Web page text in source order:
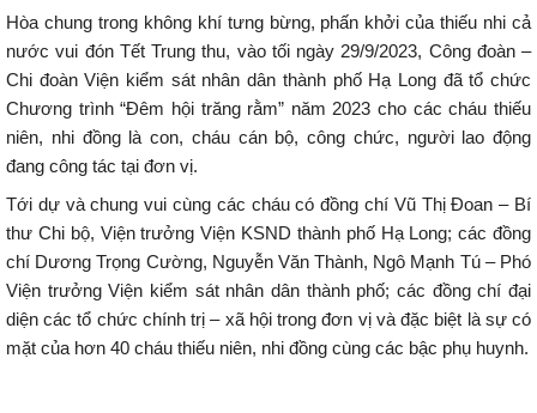
Hòa chung trong không khí tưng bừng, phấn khởi của thiếu nhi cả
nước vui đón Tết Trung thu, vào tối ngày 29/9/2023, Công đoàn –
Chi đoàn Viện kiểm sát nhân dân thành phố Hạ Long đã tổ chức
Chương trình “Đêm hội trăng rằm” năm 2023 cho các cháu thiếu
niên, nhi đồng là con, cháu cán bộ, công chức, người lao động
đang công tác tại đơn vị.
Tới dự và chung vui cùng các cháu có đồng chí Vũ Thị Đoan – Bí
thư Chi bộ, Viện trưởng Viện KSND thành phố Hạ Long; các đồng
chí Dương Trọng Cường, Nguyễn Văn Thành, Ngô Mạnh Tú – Phó
Viện trưởng Viện kiểm sát nhân dân thành phố; các đồng chí đại
diện các tổ chức chính trị – xã hội trong đơn vị và đặc biệt là sự có
mặt của hơn 40 cháu thiếu niên, nhi đồng cùng các bậc phụ huynh.